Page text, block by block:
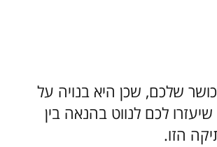
שלכם, שכן היא בנויה על
לכם לנווט בהנאה בין
הזו.